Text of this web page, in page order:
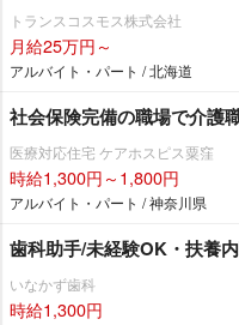
トランスコスモス株式会社
月給25万円～
アルバイト・パート / 北海道
社会保険完備の職場で介護
医療対応住宅 ケアホスピス粟窪
時給1,300円～1,800円
アルバイト・パート / 神奈川県
歯科助手/未経験OK・扶養
いなかず歯科
時給1,300円